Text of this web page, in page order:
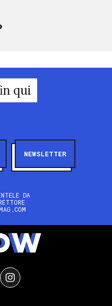
qui
NEWSLETTER
DA